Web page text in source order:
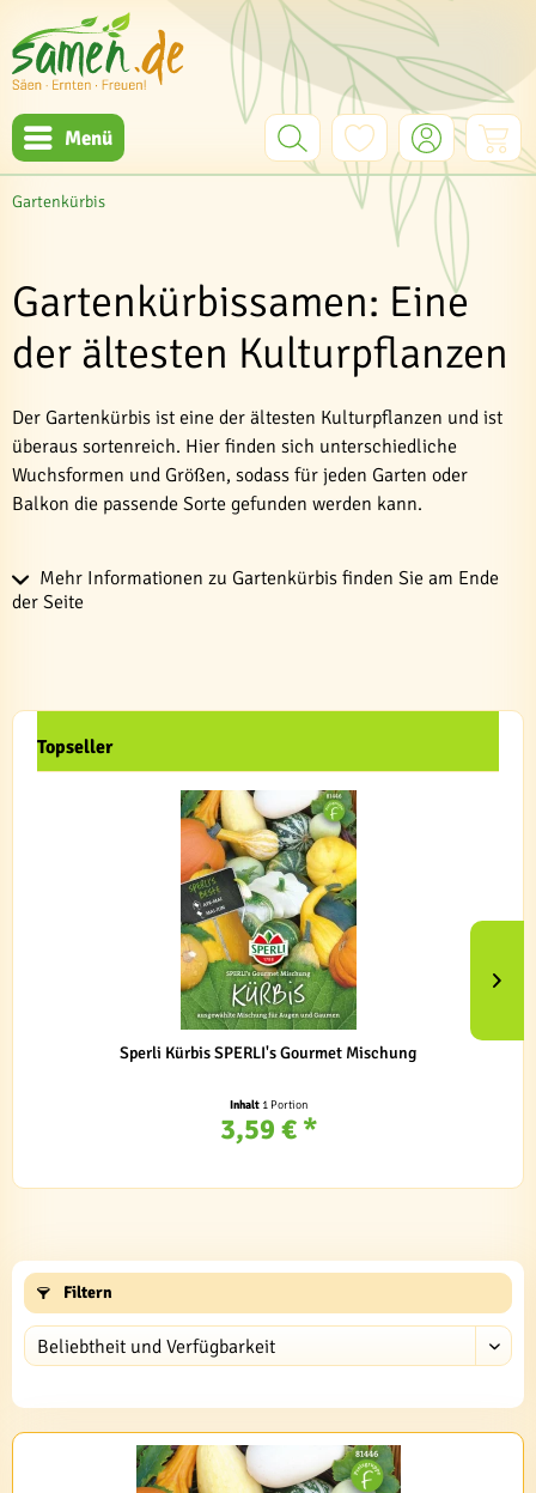
Menü
Gartenkürbis
Gartenkürbissamen: Eine
der ältesten Kulturpflanzen
Der Gartenkürbis ist eine der ältesten Kulturpflanzen und ist
überaus sortenreich. Hier finden sich unterschiedliche
Wuchsformen und Größen, sodass für jeden Garten oder
Balkon die passende Sorte gefunden werden kann.
Mehr Informationen zu Gartenkürbis finden Sie am Ende
der Seite
Topseller
Sperli Kürbis SPERLI's Gourmet Mischung
Inhalt 1 Portion
3,59 € *
Filtern